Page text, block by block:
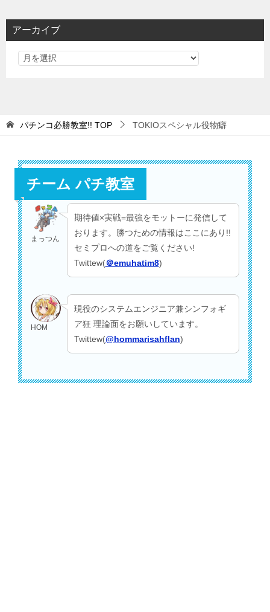
リ
アーカイブ
パチンコ必勝教室!! TOP TOKIOスペシャル役物癖
チーム パチ教室
まっつん
期待値×実戦=最強をモットーに発信して
おります。勝つための情報はここにあり!!
セミプロへの道をご覧ください!
Twittew(＠emuhatim8)
HOM
現役のシステムエンジニア兼シンフォギ
ア狂 理論面をお願いしています。
Twittew(@hommarisahflan)